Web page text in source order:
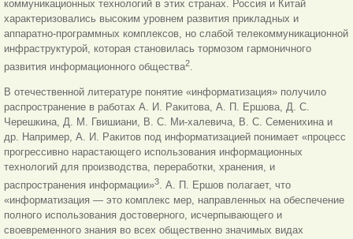
коммуникационных технологий в этих странах. Россия и Китай
характеризовались высоким уровнем развития прикладных и
аппаратно-программных комплексов, но слабой телекоммуникационной
инфраструктурой, которая становилась тормозом гармоничного
развития информационного общества2.
В отечественной литературе понятие «информатизация» получило
распространение в работах А. И. Ракитова, А. П. Ершова, Д. С.
Черешкина, Д. М. Гвишиани, В. С. Ми-халевича, В. С. Семенихина и
др. Например, А. И. Ракитов под информатизацией понимает «процесс
прогрессивно нарастающего использования информационных
технологий для производства, переработки, хранения, и
распространения информации»3. А. П. Ершов полагает, что
«информатизация — это комплекс мер, направленных на обеспечение
полного использования достоверного, исчерпывающего и
своевременного знания во всех общественно значимых видах